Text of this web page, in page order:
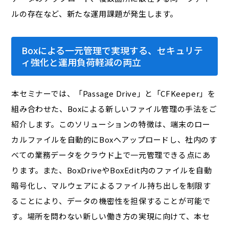
ルの存在など、新たな運用課題が発生します。
Boxによる一元管理で実現する、セキュリテ
ィ強化と運用負荷軽減の両立
本セミナーでは、「Passage Drive」と「CFKeeper」を
組み合わせた、Boxによる新しいファイル管理の手法をご
紹介します。このソリューションの特徴は、端末のロー
カルファイルを自動的にBoxへアップロードし、社内のす
べての業務データをクラウド上で一元管理できる点にあ
ります。また、BoxDriveやBoxEdit内のファイルを自動
暗号化し、マルウェアによるファイル持ち出しを制限す
ることにより、データの機密性を担保することが可能で
す。場所を問わない新しい働き方の実現に向けて、本セ